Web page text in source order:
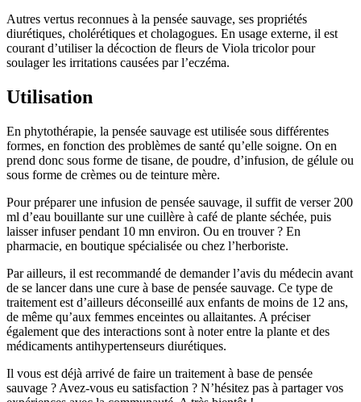
Autres vertus reconnues à la pensée sauvage, ses propriétés
diurétiques, cholérétiques et cholagogues. En usage externe, il est
courant d’utiliser la décoction de fleurs de Viola tricolor pour
soulager les irritations causées par l’eczéma.
Utilisation
En phytothérapie, la pensée sauvage est utilisée sous différentes
formes, en fonction des problèmes de santé qu’elle soigne. On en
prend donc sous forme de tisane, de poudre, d’infusion, de gélule ou
sous forme de crèmes ou de teinture mère.
Pour préparer une infusion de pensée sauvage, il suffit de verser 200
ml d’eau bouillante sur une cuillère à café de plante séchée, puis
laisser infuser pendant 10 mn environ. Ou en trouver ? En
pharmacie, en boutique spécialisée ou chez l’herboriste.
Par ailleurs, il est recommandé de demander l’avis du médecin avant
de se lancer dans une cure à base de pensée sauvage. Ce type de
traitement est d’ailleurs déconseillé aux enfants de moins de 12 ans,
de même qu’aux femmes enceintes ou allaitantes. A préciser
également que des interactions sont à noter entre la plante et des
médicaments antihypertenseurs diurétiques.
Il vous est déjà arrivé de faire un traitement à base de pensée
sauvage ? Avez-vous eu satisfaction ? N’hésitez pas à partager vos